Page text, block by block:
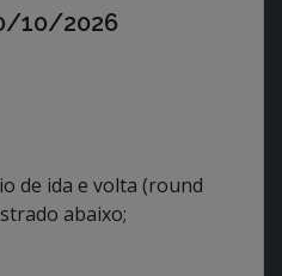
10/2026
de ida e volta (round
abaixo;